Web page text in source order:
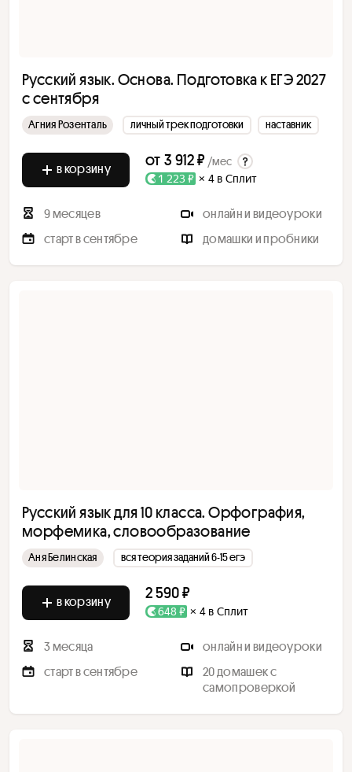
Русский язык. Основа. Подготовка к ЕГЭ 2027
с сентября
Агния Розенталь личный трек подготовки наставник
в корзину от 3 912 ₽ /мес
1 223 ₽ × 4 в Сплит
9 месяцев
онлайн и видеоуроки
старт в сентябре
домашки и пробники
Русский язык для 10 класса. Орфография,
морфемика, словообразование
Аня Белинская вся теория заданий 6-15 егэ
в корзину 2 590 ₽
648 ₽ × 4 в Сплит
3 месяца
онлайн и видеоуроки
старт в сентябре
20 домашек с
самопроверкой